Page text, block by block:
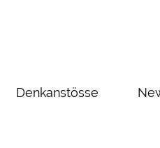
Denkanstösse